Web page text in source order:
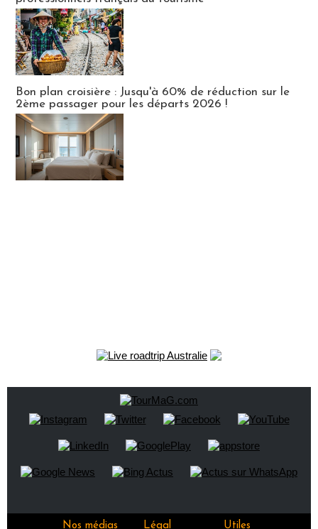
Bon plan croisière : Jusqu'à 60% de réduction sur le
2ème passager pour les départs 2026 !
Nos médias Légal Utiles